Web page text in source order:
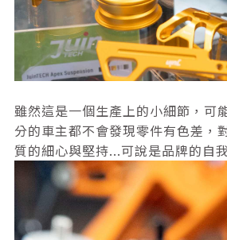
雖然這是一個生產上的小細節，可
分的車主都不會發現零件有色差，
質的細心與堅持...可說是品牌的自